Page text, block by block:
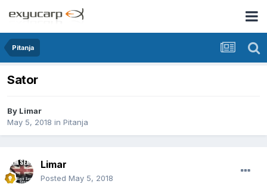
Pitanja
Sator
By Limar
May 5, 2018 in Pitanja
Limar
Posted May 5, 2018